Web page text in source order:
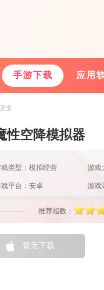
手游下载 应用
正文
性空降模拟器
类型：模拟经营 游戏
平台：安卓 游戏
推荐指数：
暂无下载